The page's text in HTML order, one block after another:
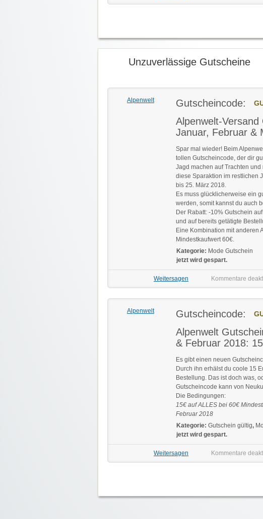
Unzuverlässige Gutscheine
Alpenwelt Gutscheincode:
Alpenwelt-Versand
Januar, Februar &
Spar mal wieder! Beim
tollen Gutscheincode, der dir
Jagd machen auf Trachten
diese Sparaktion im restlichen
bis 25. März 2018.
Es muss glücklicherweise ein
werden, somit kannst du auch
Der Rabatt: -10% Gutschein
und auf bereits getätigte
Eine Kombination mit anderen
Mindestkaufwert 60€.
Kategorie: Mode Gutschein
jetzt wird gespart.
Weitersagen Kommentare
Alpenwelt Gutscheincode:
Alpenwelt
& Februar 2018:
Es gibt einen neuen
Durch ihn erhälst du coole 15
Bestellung. Das ist doch was,
Gutscheincode kann von
Die Bedingungen:
15€ auf ALLES bei 60€
Februar 2018
Kategorie: Gutschein gültig,
jetzt wird gespart.
Weitersagen Kommentare